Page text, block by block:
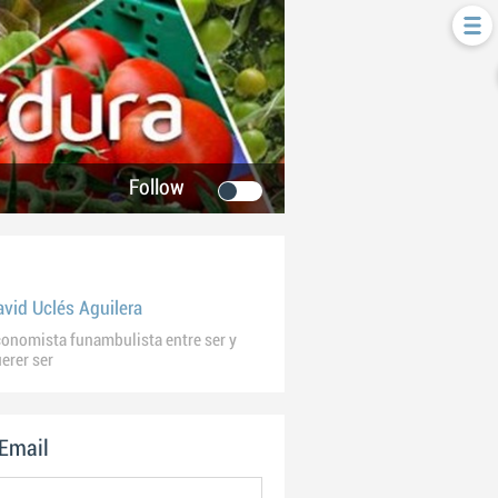
Follow
Uclés Aguilera
funambulista entre ser y
ser